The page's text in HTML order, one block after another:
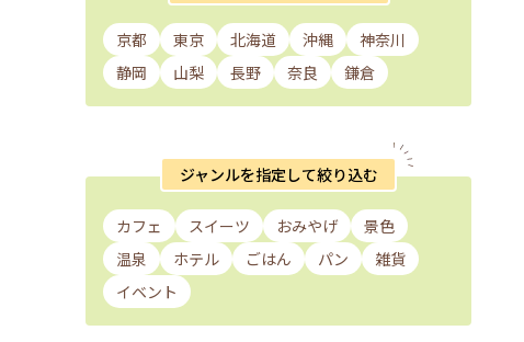
京都 東京 北海道 沖縄
神奈川
静岡
山梨 長野 奈良 鎌倉
ジャンルを指定して絞り込む
カフェ スイーツ おみやげ
景色
温泉
ホテル ごはん パン
雑貨
イベント